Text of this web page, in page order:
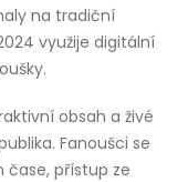
na tradiční
využije digitální
obsah a živé
Fanoušci se
přístup ze